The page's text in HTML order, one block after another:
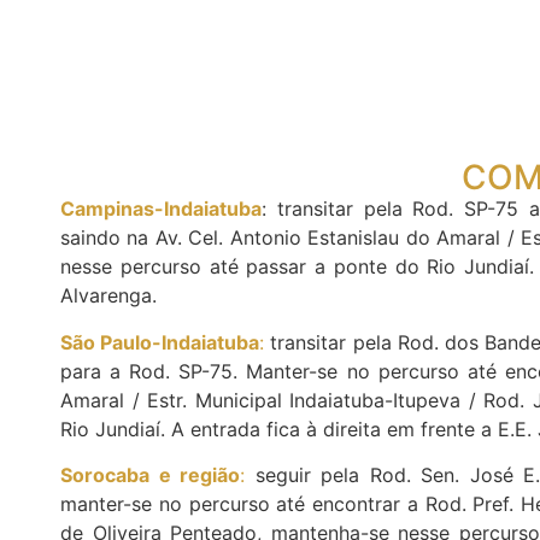
Campinas-Indaiatuba: transitar pela Rod. SP-75
saindo na Av. Cel. Antonio Estanislau do Amaral /
nesse percurso até passar a ponte do Rio
Alvarenga.
São Paulo-Indaiatuba: transitar pela Rod. dos
para a Rod. SP-75. Manter-se no percurso até
Amaral / Estr. Municipal Indaiatuba-Itupeva /
Rio Jundiaí. A entrada fica à direita em frente a
Sorocaba e região: seguir pela Rod. Sen. José
manter-se no percurso até encontrar a Rod. Pref.
de Oliveira Penteado, mantenha-se nesse